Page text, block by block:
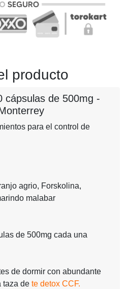
producto
cápsulas de 500mg -
para el control de
agrio, Forskolina,
malabar
de 500mg cada una
de dormir con abundante
taza de te detox CCF.